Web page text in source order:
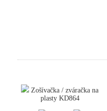
Zošívačka / zváračka na
plasty KD864